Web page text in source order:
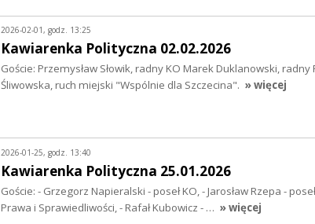
2026-02-01, godz. 13:25
Kawiarenka Polityczna 02.02.2026
Goście: Przemysław Słowik, radny KO Marek Duklanowski,
Śliwowska, ruch miejski "Wspólnie dla Szczecina". » więcej
2026-01-25, godz. 13:40
Kawiarenka Polityczna 25.01.2026
Goście: - Grzegorz Napieralski - poseł KO, - Jarosław Rzepa -
Prawa i Sprawiedliwości, - Rafał Kubowicz - … » więcej